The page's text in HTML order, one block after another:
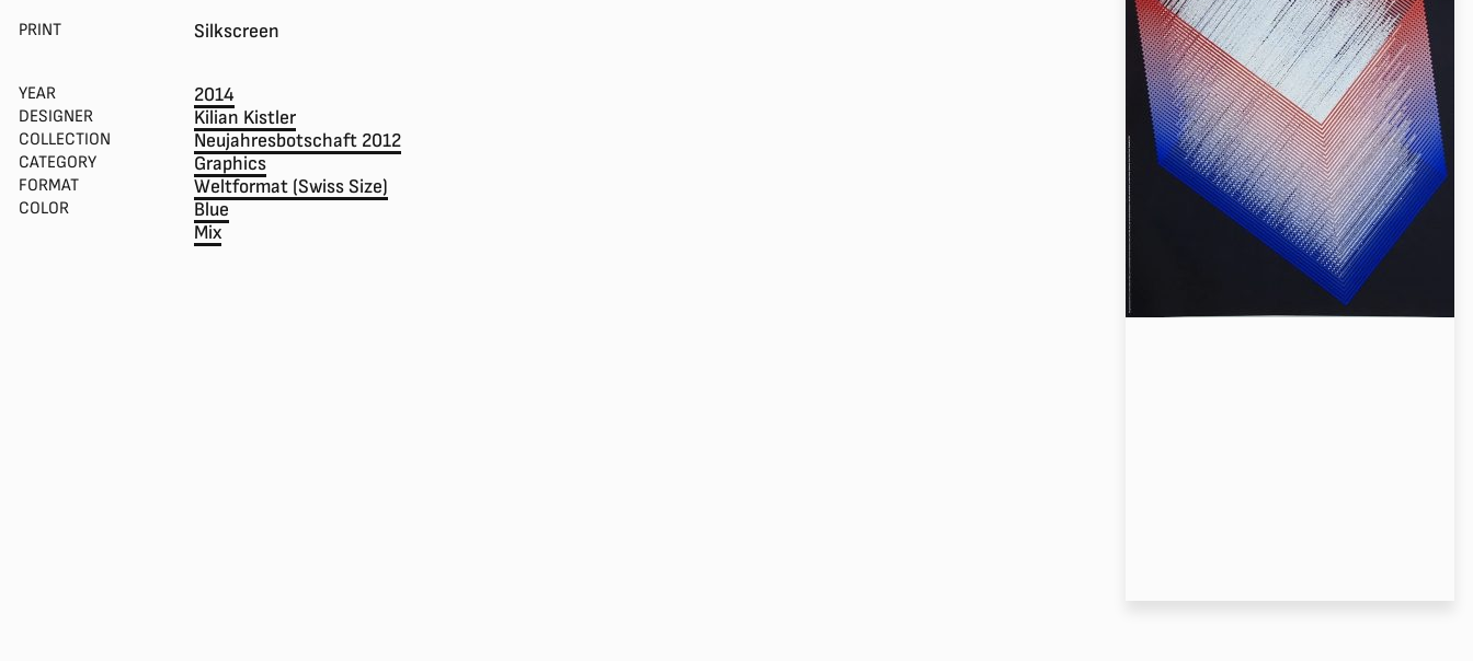
PRINT Silkscreen
YEAR 2014
DESIGNER Kilian Kistler
COLLECTION Neujahresbotschaft 2012
CATEGORY Graphics
FORMAT Weltformat (Swiss Size)
COLOR
Blue
Mix